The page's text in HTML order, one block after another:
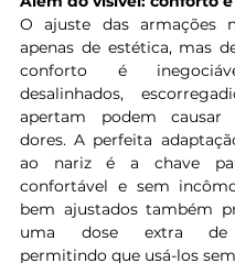
O ajuste das armações
apenas de estética, mas
conforto é
desalinhados,
apertam podem causar
dores. A perfeita
ao nariz é a chave
confortável e sem
bem ajustados também
uma dose extra de
permitindo que usá-los